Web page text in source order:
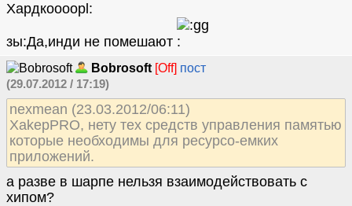
Хардкоооор
зы:Да,инди не помешают
Bobrosoft [Off] пост
(29.07.2012 / 17:19)
nexmean (23.03.2012/06:11)
XakepPRO, нету тех средств управления памятью
которые необходимы для ресурсо-емких
приложений.
а разве в шарпе нельзя взаимодействовать с
хипом?